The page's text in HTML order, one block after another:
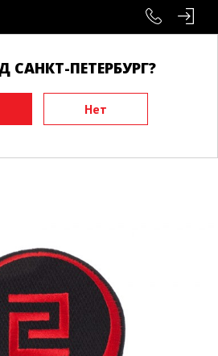
САНКТ-ПЕТЕРБУРГ?
Разное
Нашивки